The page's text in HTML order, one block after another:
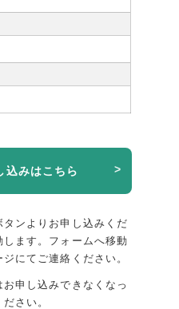
込みはこちら
ンよりお申し込みくだ
ます。 フォームへ移動
にてご連絡ください。
申し込みできなくなっ
さい。